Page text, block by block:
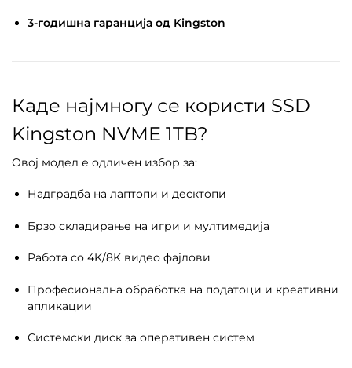
3-годишна гаранција од Kingston
Каде најмногу се користи SSD
Kingston NVME 1TB?
Овој модел е одличен избор за:
Надградба на лаптопи и десктопи
Брзо складирање на игри и мултимедија
Работа со 4K/8K видео фајлови
Професионална обработка на податоци и креативни
апликации
Системски диск за оперативен систем